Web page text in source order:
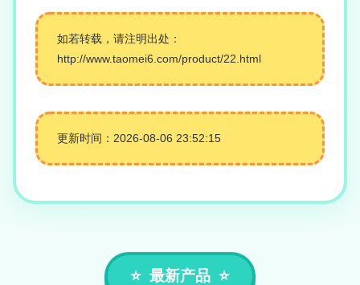
如若转载，请注明出处：
http://www.taomei6.com/product/22.html
更新时间：2026-08-06 23:52:15
最新产品